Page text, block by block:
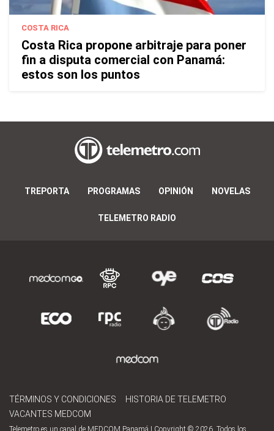
COSTA RICA
Costa Rica propone arbitraje para poner
fin a disputa comercial con Panamá:
estos son los puntos
TREPORTA PROGRAMAS OPINIÓN NOVELAS
TELEMETRO RADIO
TÉRMINOS Y CONDICIONES
HISTORIA DE TELEMETRO
VACANTES MEDCOM
Telemetro es un canal de MEDCOM Panamá | Copyright © 2026. Todos los